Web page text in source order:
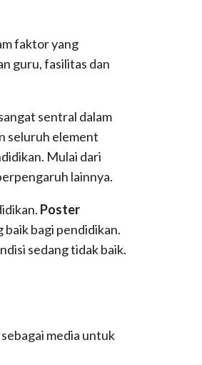
faktor yang
guru, fasilitas dan
sentral dalam
seluruh element
Mulai dari
lainnya.
Poster
baik bagi pendidikan.
sedang tidak baik.
media untuk